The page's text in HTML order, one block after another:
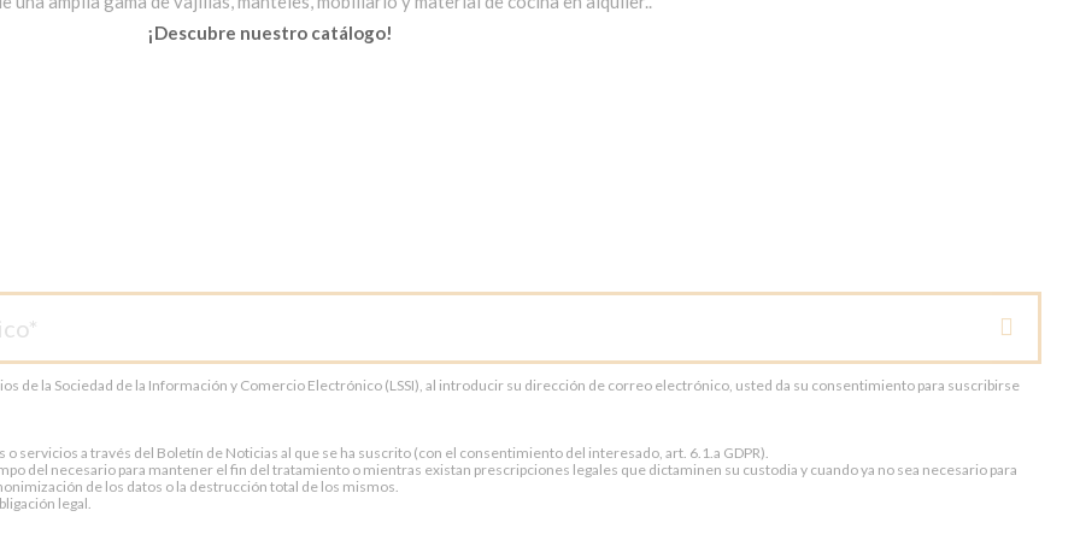
¡Descubre nuestro catálogo!
de la Sociedad de la Información y Comercio Electrónico (LSSI), al introducir su dirección de correo electrónico, usted da su consentimiento para suscribirse
servicios a través del Boletín de Noticias al que se ha suscrito (con el consentimiento del interesado, art. 6.1.a GDPR).
del necesario para mantener el fin del tratamiento o mientras existan prescripciones legales que dictaminen su custodia y cuando ya no sea necesario para
de los datos o la destrucción total de los mismos.
legal.